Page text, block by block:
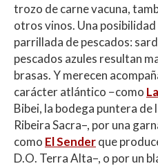
trozo de carne vacuna,
otros vinos. Una
parrillada de pescados:
pescados azules resultan
brasas. Y merecen
carácter atlántico −como
Bibei, la bodega puntera de
Ribeira Sacra–, por una
como El Senderque
D.O. Terra Alta–, o por un